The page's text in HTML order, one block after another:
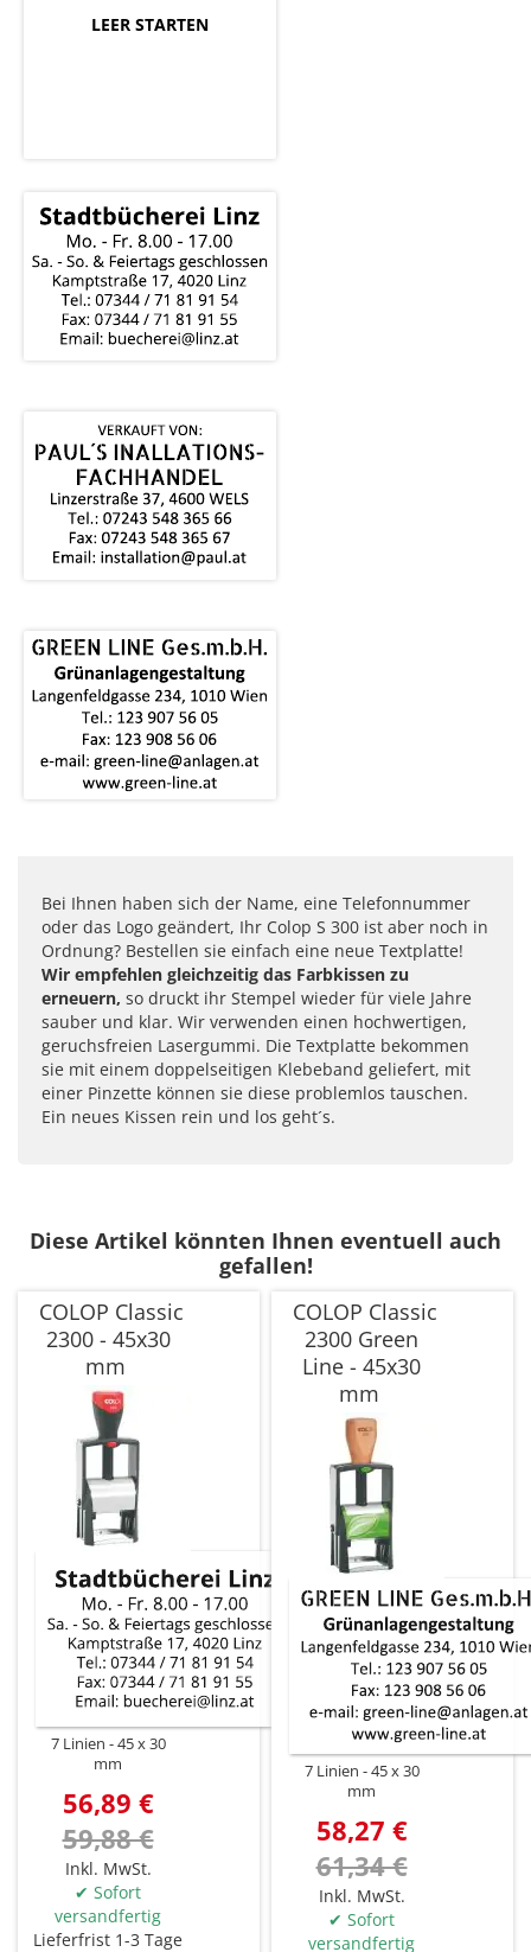
LEER STARTEN
Bei Ihnen haben sich der Name, eine Telefonnummer
oder das Logo geändert, Ihr Colop S 300 ist aber noch in
Ordnung? Bestellen sie einfach eine neue Textplatte!
Wir empfehlen gleichzeitig das Farbkissen zu
erneuern, so druckt ihr Stempel wieder für viele Jahre
sauber und klar. Wir verwenden einen hochwertigen,
geruchsfreien Lasergummi. Die Textplatte bekommen
sie mit einem doppelseitigen Klebeband geliefert, mit
einer Pinzette können sie diese problemlos tauschen.
Ein neues Kissen rein und los geht´s.
Diese Artikel könnten Ihnen eventuell auch
gefallen!
COLOP Classic
2300 - 45x30
mm
7 Linien
45 x 30
mm
56,89 €
59,88 €
Inkl. MwSt.
✔ Sofort
versandfertig
Lieferfrist 1-3 Tage
COLOP Classic
2300 Green
Line - 45x30
mm
7 Linien
45 x 30
mm
58,27 €
61,34 €
Inkl. MwSt.
✔ Sofort
versandfertig